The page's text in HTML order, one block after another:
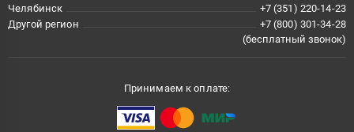
Челябинск
+7 (351) 220-14-23
Другой регион
+7 (800) 301-34-28
(бесплатный звонок)
Принимаем к оплате: